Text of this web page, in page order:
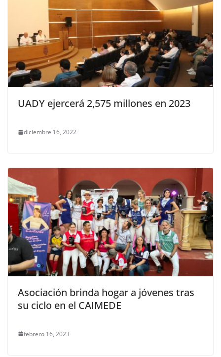
UADY ejercerá 2,575 millones en 2023
diciembre 16, 2022
Asociación brinda hogar a jóvenes tras
su ciclo en el CAIMEDE
febrero 16, 2023